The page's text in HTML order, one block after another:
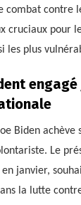
combat contre
cruciaux pour
les plus
Biden
Le
janvier,
la lutte